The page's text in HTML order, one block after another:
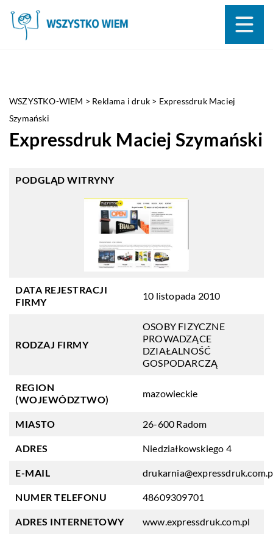
WSZYSTKO-WIEM > Reklama i druk > Expressdruk Maciej
Szymański
Expressdruk Maciej Szymański
PODGLĄD WITRYNY
DATA REJESTRACJI
FIRMY
10 listopada 2010
RODZAJ FIRMY
OSOBY FIZYCZNE
PROWADZĄCE
DZIAŁALNOŚĆ
GOSPODARCZĄ
REGION
(WOJEWÓDZTWO)
mazowieckie
MIASTO 26-600 Radom
ADRES Niedziałkowskiego 4
E-MAIL
NUMER TELEFONU 48609309701
ADRES INTERNETOWY www.expressdruk.com.pl